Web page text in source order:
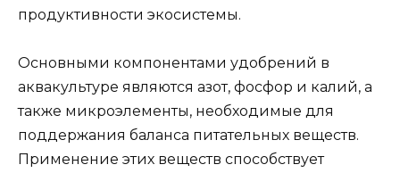
продуктивности экосистемы.
Основными компонентами удобрений в
аквакультуре являются азот, фосфор и калий, а
также микроэлементы, необходимые для
поддержания баланса питательных веществ.
Применение этих веществ способствует